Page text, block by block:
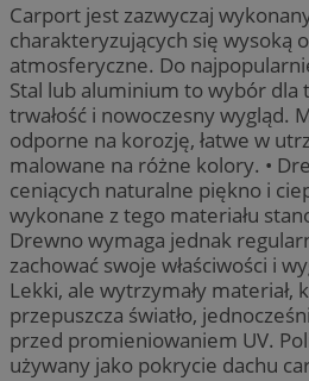
Carport jest zazwyczaj
charakteryzujących się wysoką
atmosferyczne. Do
Stal lub aluminium to wybór dla
trwałość i nowoczesny wygląd.
odporne na korozję, łatwe w
malowane na różne kolory. •
ceniących naturalne piękno i
wykonane z tego materiału
Drewno wymaga jednak
zachować swoje właściwości i
Lekki, ale wytrzymały materiał,
przepuszcza światło,
przed promieniowaniem UV.
używany jako pokrycie dachu